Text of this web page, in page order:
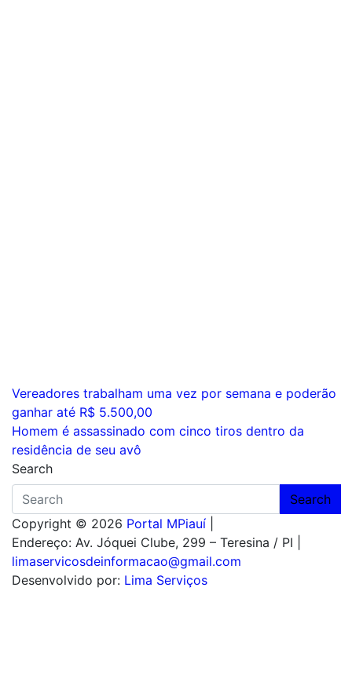
Navegação
de
Post
Vereadores trabalham uma vez por semana e poderão
ganhar até R$ 5.500,00
Homem é assassinado com cinco tiros dentro da
residência de seu avô
Search
Search
Copyright © 2026 Portal MPiauí
Endereço: Av. Jóquei Clube, 299 – Teresina / PI
limaservicosdeinformacao@gmail.com
Desenvolvido por: Lima Serviços